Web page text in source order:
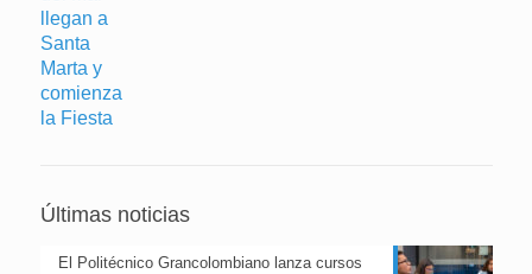
Últimas noticias
El Politécnico Grancolombiano lanza cursos